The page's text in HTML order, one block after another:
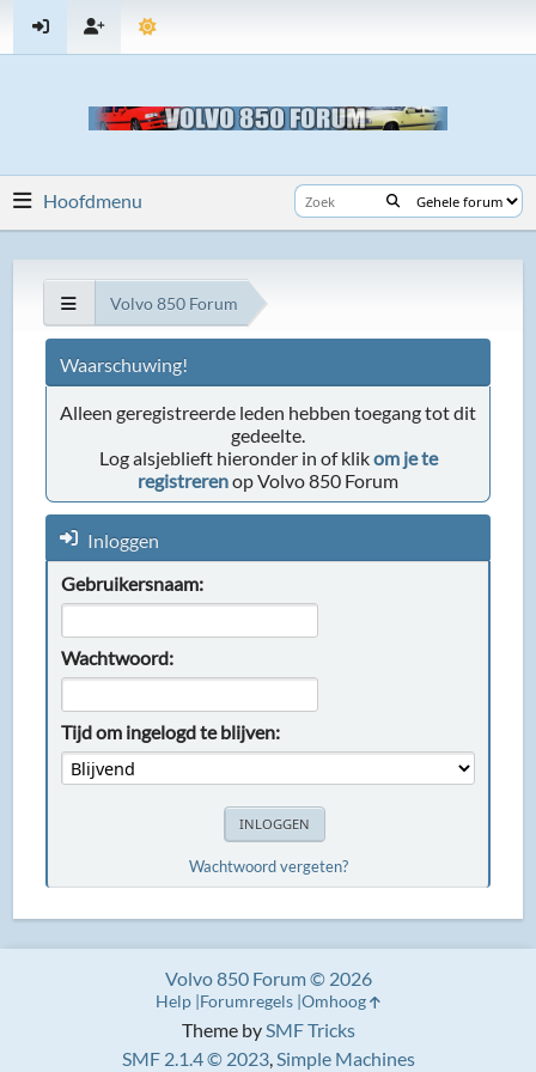
Hoofdmenu
Volvo 850 Forum
Waarschuwing!
Alleen geregistreerde leden hebben toegang tot dit
gedeelte.
Log alsjeblieft hieronder in of klikom je te
registrerenop Volvo 850 Forum
Inloggen
Gebruikersnaam:
Wachtwoord:
Tijd om ingelogd te blijven:
Wachtwoord vergeten?
Theme bySMF Tricks
SMF 2.1.4 © 2023,Simple Machines
Volvo 850 Forum © 2026
Help Forumregels Omhoog